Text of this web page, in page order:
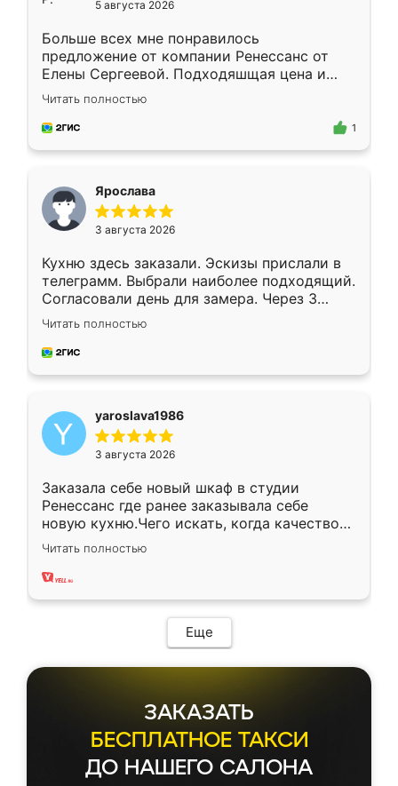
5 августа 2026
Больше всех мне понравилось
предложение от компании Ренессанс от
Елены Сергеевой. Подходяшщая цена и
короткие сроки изготовления. Приехавший
для замера сотрудник Владислав
предложил по моему эскизу самый
Читать полностью
1
Ярослава
3 августа 2026
Кухню здесь заказали. Эскизы прислали в
телеграмм. Выбрали наиболее подходящий.
Согласовали день для замера. Через 3
недели кухня была уже готова. Остались
довольны работой. Спасибо Ренессанс
мебель за качественную работу!
Читать полностью
yaroslava1986
3 августа 2026
Заказала себе новый шкаф в студии
Ренессанс где ранее заказывала себе
новую кухню.Чего искать, когда качеством
вполне довольна. Служит кухня уже почти
два года, нареканий нет.
Читать полностью
Еще
ЗАКАЗАТЬ
БЕСПЛАТНОЕ ТАКСИ
ДО НАШЕГО САЛОНА